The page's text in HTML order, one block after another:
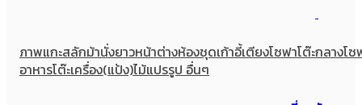
ภาพแกะสลักม้านั่งยาวหน้าต่างห้องชุดเก้าอี้เตียงโซฟาโต๊ะกลางโซ
อาหารโต๊ะเครื่อง(แป้ง)ไม้แปรรูป อื่นๆ